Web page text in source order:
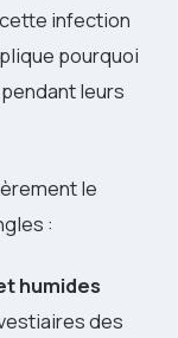
infection
pourquoi
leurs
le
:
humides
des